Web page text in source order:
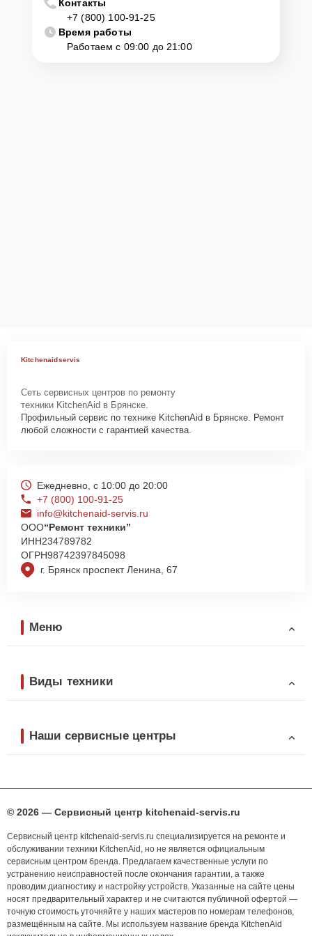
Если у клиента нет времени или возможности для перемещения
крупногабаритной техники, он может заказать курьерскую
доставку или услугу выезда мастера. Специалист приедет в
удобное место и время, проведет тщательную диагностику и при
Для запуска процесса ремонта холодильника KitchenAid KCBWX
оперативно проконсультируют по всем необходимым вопросам,
запишут на диагностику, подскажут с вариантами курьерской
доставки или оформят выезд мастера в удобное время и место.
Контакты
+7 (800) 100-91-25
Время работы
Работаем с 09:00 до 21:00
Kitchenaidservis
Сеть сервисных центров по ремонту
техники KitchenAid в Брянске.
Профильный сервис по технике KitchenAid в Брянске. Ремонт
любой сложности с гарантией качества.
г. Брянск проспект Ленина, 67
Ежедневно, с 10:00 до 20:00
+7 (800) 100-91-25
info@kitchenaid-servis.ru
ООО“Ремонт техники”
ИНН234789782
ОГРН98742397845098
Меню
Виды техники
Наши сервисные центры
© 2026 — Сервисный центр kitchenaid-servis.ru
Сервисный центр kitchenaid-servis.ru специализируется на ремонте и
обслуживании техники KitchenAid, но не является официальным
сервисным центром бренда. Предлагаем качественные услуги по
устранению неисправностей после окончания гарантии, а также
проводим диагностику и настройку устройств. Указанные на сайте цены
носят предварительный характер и не считаются публичной офертой —
точную стоимость уточняйте у наших мастеров по номерам телефонов,
размещённым на сайте. Мы используем название бренда KitchenAid